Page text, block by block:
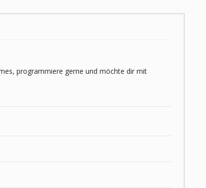
programmiere gerne und möchte dir mit